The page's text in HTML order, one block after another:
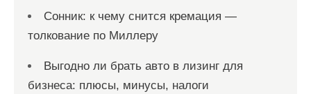
Сонник: к чему снится кремация —
толкование по Миллеру
Выгодно ли брать авто в лизинг для
бизнеса: плюсы, минусы, налоги